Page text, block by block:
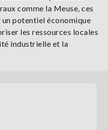
comme la Meuse, ces
potentiel économique
les ressources locales
industrielle et la